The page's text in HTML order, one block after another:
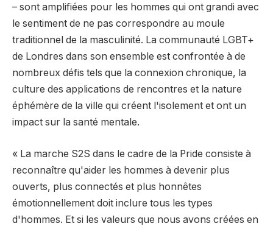
– sont amplifiées pour les hommes qui ont grandi avec
le sentiment de ne pas correspondre au moule
traditionnel de la masculinité. La communauté LGBT+
de Londres dans son ensemble est confrontée à de
nombreux défis tels que la connexion chronique, la
culture des applications de rencontres et la nature
éphémère de la ville qui créent l'isolement et ont un
impact sur la santé mentale.
« La marche S2S dans le cadre de la Pride consiste à
reconnaître qu'aider les hommes à devenir plus
ouverts, plus connectés et plus honnêtes
émotionnellement doit inclure tous les types
d'hommes. Et si les valeurs que nous avons créées en